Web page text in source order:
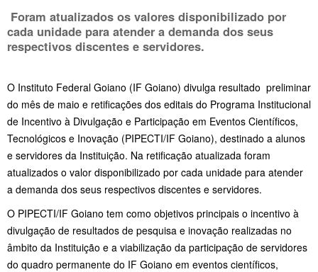
Foram atualizados os valores disponibilizado por
cada unidade para atender a demanda dos seus
respectivos discentes e servidores.
O Instituto Federal Goiano (IF Goiano) divulga resultado preliminar
do mês de maio e retificações dos editais do Programa Institucional
de Incentivo à Divulgação e Participação em Eventos Científicos,
Tecnológicos e Inovação (PIPECTI/IF Goiano), destinado a alunos
e servidores da Instituição. Na retificação atualizada foram
atualizados o valor disponibilizado por cada unidade para atender
a demanda dos seus respectivos discentes e servidores.
O PIPECTI/IF Goiano tem como objetivos principais o incentivo à
divulgação de resultados de pesquisa e inovação realizadas no
âmbito da Instituição e a viabilização da participação de servidores
do quadro permanente do IF Goiano em eventos científicos,